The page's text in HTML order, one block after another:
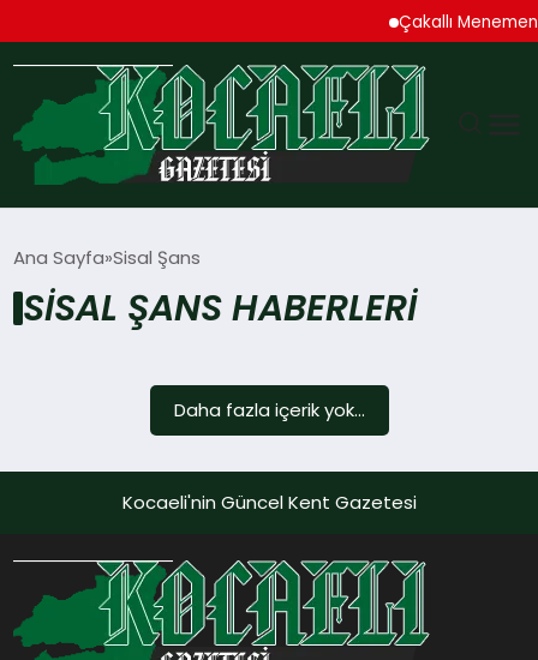
Çakallı
TEKNOLOJI
YAŞAM
Ana Sayfa Sisal Şans
SISAL ŞANS HABERLERI
Daha fazla içerik yok...
Kocaeli'nin Güncel Kent Gazetesi